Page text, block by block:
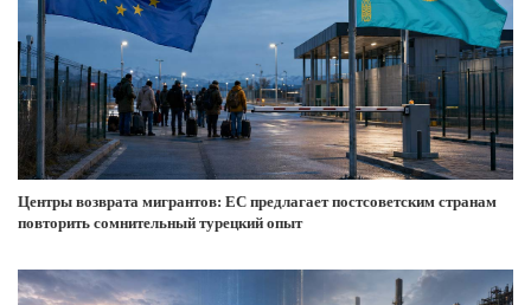
Центры возврата мигрантов: ЕС предлагает постсоветским странам
повторить сомнительный турецкий опыт